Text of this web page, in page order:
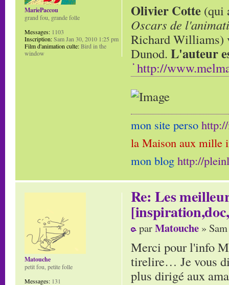
Olivier Cotte (qui
Oscars de
Richard Williams)
Dunod. L'auteur
http://
mon site perso
la Maison aux mille
mon blog http://
MariePaccou
grand fou, grande folle
Messages: 1103
Inscription:Sam Jan 30, 2010 1:25 pm
Film d'animation culte:Bird in the
window
Re: Les
parMatouche »
Merci pour l'info
tirelire… Je vous
plus dirigé aux
Matouche
petit fou, petite folle
Messages: 131